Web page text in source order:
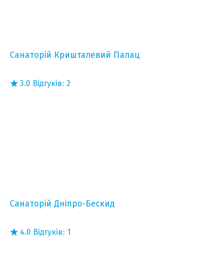
Санаторій Кришталевий Палац
Санаторій Дніпро-Бескид
3.0 Відгуків: 2
4.0 Відгуків: 1